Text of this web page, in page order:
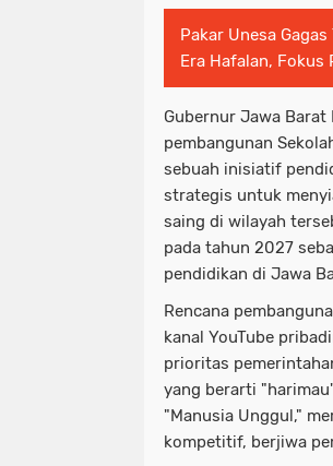
Pakar Unesa
Era Hafalan, Fokus
Gubernur Jawa Barat
pembangunan
sebuah inisiatif
strategis untuk
saing di wilayah
pada tahun 2027
pendidikan di Jawa
Rencana
kanal YouTube
prioritas
yang berarti
"Manusia Unggul,"
kompetitif, berjiwa